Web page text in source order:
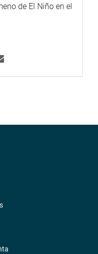
de El Niño en el